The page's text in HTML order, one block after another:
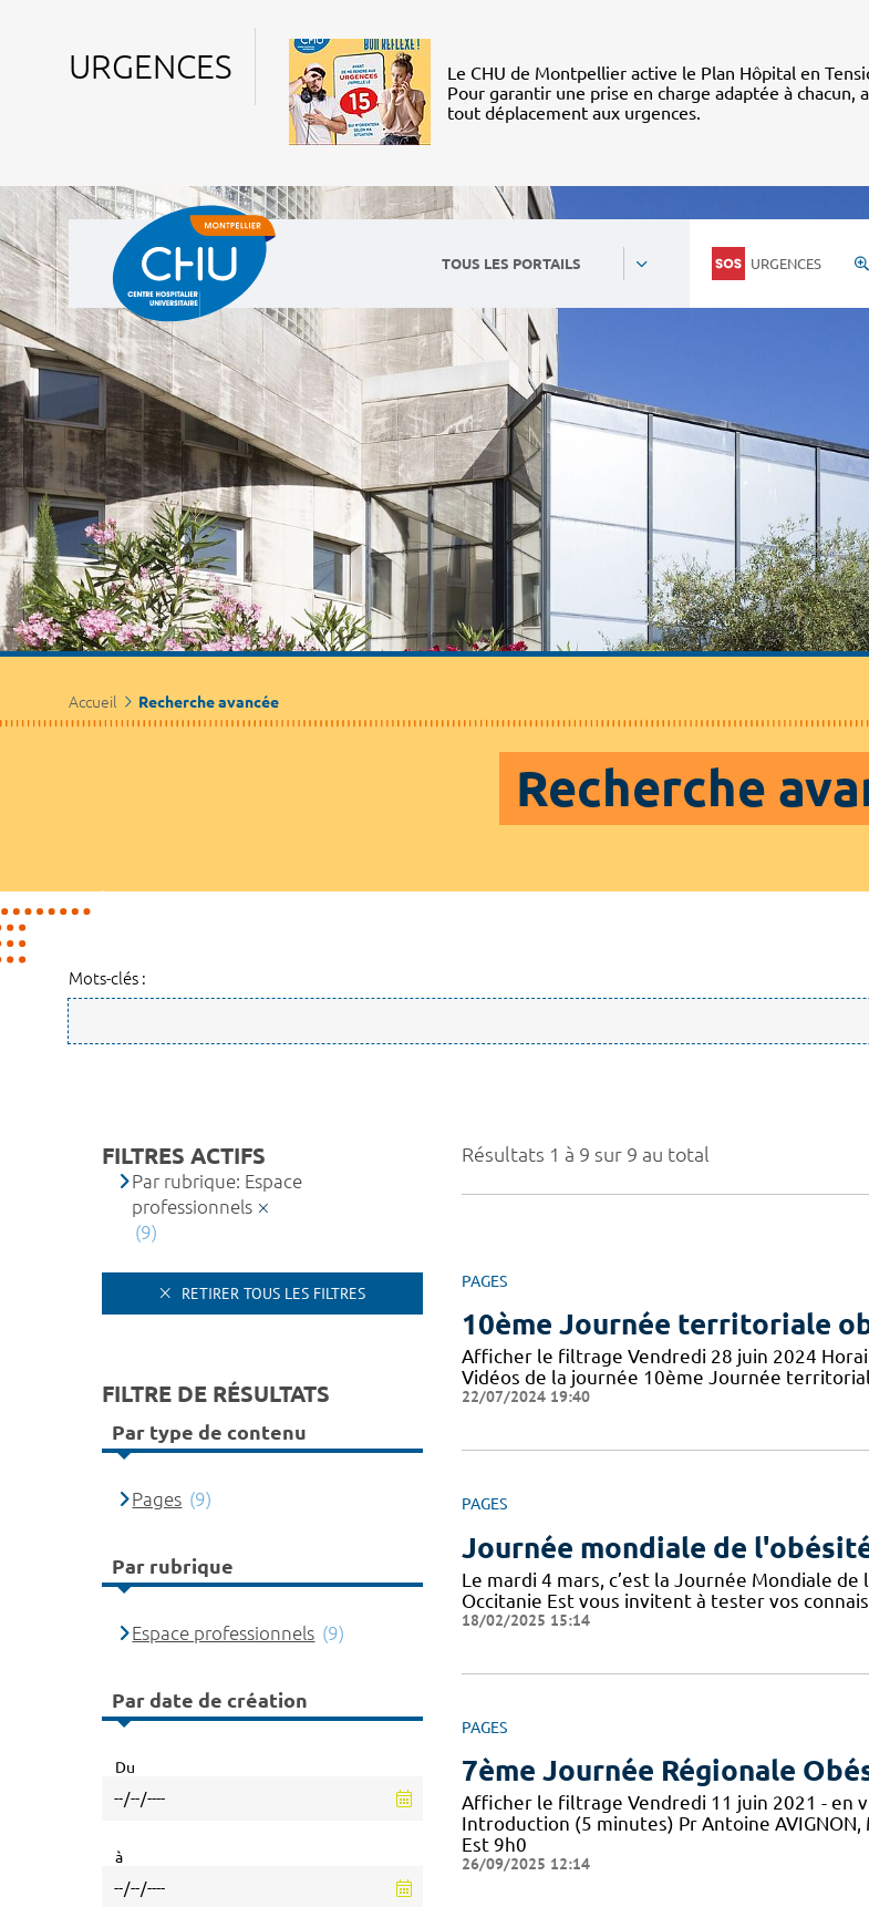
URGENCES
Le CHU de Montpellier active le Plan Hôpital en
Pour garantir une prise en charge adaptée à chacun,
tout déplacement aux urgences.
TOUS LES PORTAILS URGENCES
Accueil Recherche avancée
Recherche
Mots-clés :
Résultats 1 à 9 sur 9 au total
PAGES
10ème Journée territoriale
Afficher le filtrage Vendredi 28 juin 2024
Vidéos de la journée 10ème Journée
22/07/2024 19:40
PAGES
Journée mondiale de
Le mardi 4 mars, c’est la Journée Mondiale
Occitanie Est vous invitent à tester vos
18/02/2025 15:14
PAGES
7ème Journée Régionale
Afficher le filtrage Vendredi 11 juin 2021 - en
Introduction (5 minutes) Pr Antoine
Est 9h0
26/09/2025 12:14
FILTRES ACTIFS
Par rubrique: Espace
professionnels
(9)
RETIRER TOUS LES FILTRES
FILTRE DE RÉSULTATS
Par type de contenu
Pages (9)
Par rubrique
Espace professionnels (9)
Par date de création
Du
à